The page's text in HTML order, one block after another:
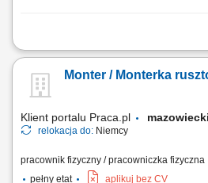
Opis stanowiska: organizacja i kontrola
warunków przewozu, monitorowanie
dostaw, prowadzenie dokumentacji i
Monter / Monterka
Klient portalu Praca.pl
relokacja do: Niemcy
pracownik fizyczny / pracowniczka fizyczna
pełny etat
aplikuj bez CV